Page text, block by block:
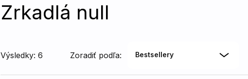
Zrkadlá null
Výsledky: 6 Zoradiť podľa: Bestsellery